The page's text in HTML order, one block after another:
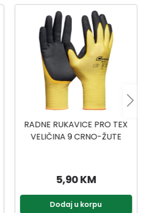
RUKAVICE TOP FLEX VEL.8
5,99 KM
Dodaj u korpu